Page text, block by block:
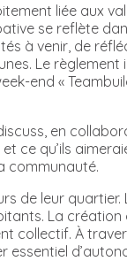
liée aux
se reflète
à venir, de
Le
end «
en
ce qu’ils
communauté.
de leur
La
collectif. À